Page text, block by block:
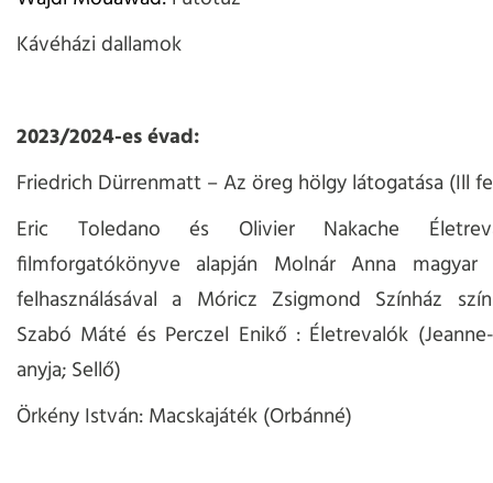
Kávéházi dallamok
2023/2024-es évad:
Friedrich Dürrenmatt – Az öreg hölgy látogatása (Ill
Eric Toledano és Olivier Nakache
filmforgatókönyve alapján Molnár Anna magyar
felhasználásával a Móricz Zsigmond Színház
Szabó Máté és Perczel Enikő : Életrevalók
anyja; Sellő)
Örkény István: Macskajáték (Orbánné)